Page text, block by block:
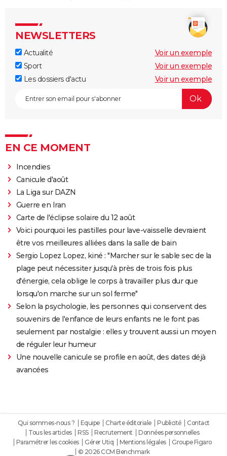
NEWSLETTERS
Actualité
Voir un exemple
Sport
Voir un exemple
Les dossiers d'actu
Voir un exemple
EN CE MOMENT
Incendies
Canicule d'août
La Liga sur DAZN
Guerre en Iran
Carte de l'éclipse solaire du 12 août
Voici pourquoi les pastilles pour lave-vaisselle devraient
être vos meilleures alliées dans la salle de bain
Sergio Lopez Lopez, kiné : "Marcher sur le sable sec de la
plage peut nécessiter jusqu'à près de trois fois plus
d'énergie, cela oblige le corps à travailler plus dur que
lorsqu'on marche sur un sol ferme"
Selon la psychologie, les personnes qui conservent des
souvenirs de l'enfance de leurs enfants ne le font pas
seulement par nostalgie : elles y trouvent aussi un moyen
de réguler leur humeur
Une nouvelle canicule se profile en août, des dates déjà
avancées
Qui sommes-nous ? Equipe Charte éditoriale Publicité
Contact
Tous les articles
RSS Recrutement
Données personnelles
Paramétrer les cookies
Gérer Utiq Mentions légales
Groupe Figaro
© 2026 CCM Benchmark